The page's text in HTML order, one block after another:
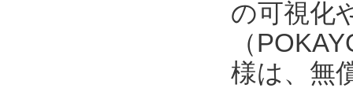
の可視化
（
様は、無